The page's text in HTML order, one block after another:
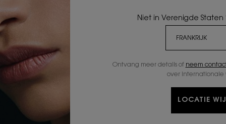
ALGEMENE
PRIVACY EN BEVEILIGING
ALGEMENE
Niet in Verenigde Staten
Ontvang meer details of neem
over internationale
LOCATIE